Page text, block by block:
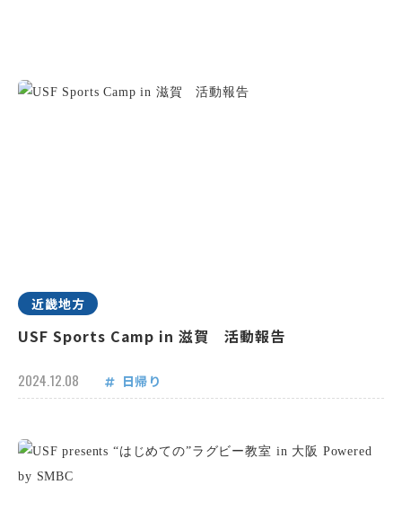
近畿地方
USF Sports Camp in 滋賀 活動報告
2024.12.08 日帰り